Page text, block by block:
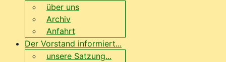
über uns
Archiv
Anfahrt
Der Vorstand informiert...
unsere Satzung...